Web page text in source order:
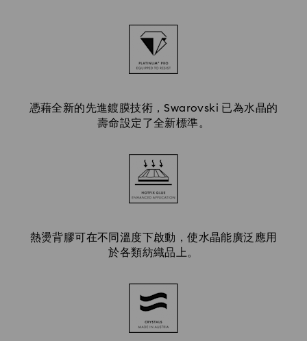
憑藉全新的先進鍍膜技術，Swarovski 已為水晶的
壽命設定了全新標準。
熱燙背膠可在不同溫度下啟動，使水晶能廣泛應用
於各類紡織品上。